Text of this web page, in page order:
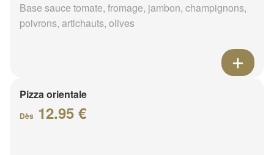
Base sauce tomate, fromage, jambon, champignons,
poivrons, artichauts, olives
Pizza orientale
Dès 12.95 €